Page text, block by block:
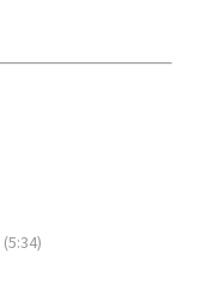
(5:34)